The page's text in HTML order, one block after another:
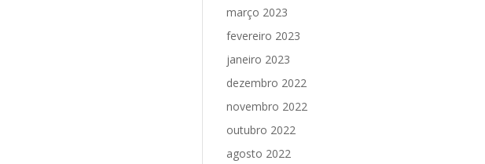
março 2023
fevereiro 2023
janeiro 2023
dezembro 2022
novembro 2022
outubro 2022
agosto 2022